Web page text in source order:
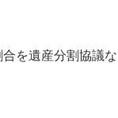
を遺産分割協議な